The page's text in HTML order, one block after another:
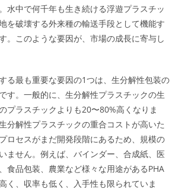
水中で何千年も生き続ける浮遊プラスチッ
を破壊する外来種の輸送手段として機能す
。このような要因が、市場の成長に寄与し
る最も重要な要因の1つは、生分解性包装の
す。一般的に、生分解性プラスチックの生
プラスチックよりも20〜80%高くなりま
分解性プラスチックの重合コストが高いた
ロセスがまだ開発段階にあるため、規模の
ません。例えば、バインダー、合成紙、医
食品包装、農業など様々な用途があるPHA
く、収率も低く、入手性も限られていま